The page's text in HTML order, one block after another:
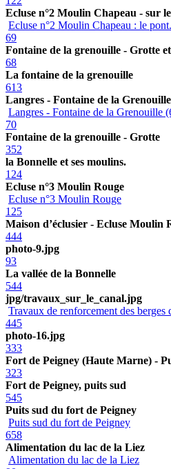
Ecluse n°2 Moulin Chapeau - sur
Ecluse n°2 Moulin Chapeau : le pont.
69
Fontaine de la grenouille - Grotte
68
La fontaine de la grenouille
613
Langres - Fontaine de la
Langres - Fontaine de la Grenouille
70
Fontaine de la grenouille - Grotte
352
la Bonnelle et ses moulins.
124
Ecluse n°3 Moulin Rouge
Ecluse n°3 Moulin Rouge
125
Maison d’éclusier - Ecluse Moulin
444
photo-9.jpg
93
La vallée de la Bonnelle
544
jpg/travaux_sur_le_canal.jpg
Travaux de renforcement des berges
445
photo-16.jpg
333
Fort de Peigney (Haute Marne) -
323
Fort de Peigney, puits sud
545
Puits sud du fort de Peigney
Puits sud du fort de Peigney
658
Alimentation du lac de la Liez
Alimentation du lac de la Liez